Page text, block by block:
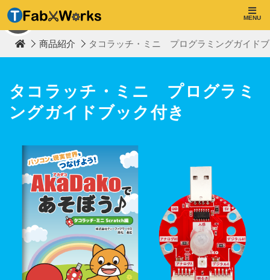
TOP
a
W
o
MENU
商品紹介 タコラッチ・ミニ プログラミングガイド
タコラッチ・ミニ プログラミ
ングガイドブック付き